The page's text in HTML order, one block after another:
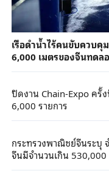
เรือดำน้ำไร้คนขับควบคุ
6,000 เมตรของจีนทดล
ปิดงาน Chain-Expo ครั้
6,000 รายการ
กระทรวงพาณิชย์จีนระบุ
จีนมีจำนวนเกิน